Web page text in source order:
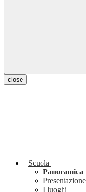
close
Scuola
Panoramica
Presentazione
I luoghi